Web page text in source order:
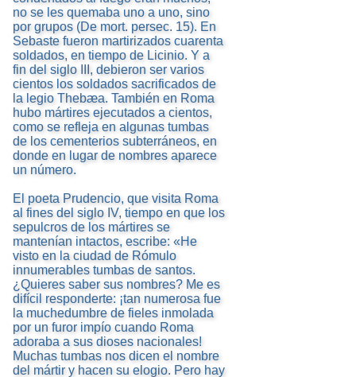
no se les quemaba uno a uno, sino
por grupos (De mort. persec. 15). En
Sebaste fueron martirizados cuarenta
soldados, en tiempo de Licinio. Y a
fin del siglo III, debieron ser varios
cientos los soldados sacrificados de
la legio Thebæa. También en Roma
hubo mártires ejecutados a cientos,
como se refleja en algunas tumbas
de los cementerios subterráneos, en
donde en lugar de nombres aparece
un número.
El poeta Prudencio, que visita Roma
al fines del siglo IV, tiempo en que los
sepulcros de los mártires se
mantenían intactos, escribe: «He
visto en la ciudad de Rómulo
innumerables tumbas de santos.
¿Quieres saber sus nombres? Me es
difícil responderte: ¡tan numerosa fue
la muchedumbre de fieles inmolada
por un furor impío cuando Roma
adoraba a sus dioses nacionales!
Muchas tumbas nos dicen el nombre
del mártir y hacen su elogio. Pero hay